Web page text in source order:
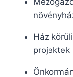
Ház
projektek